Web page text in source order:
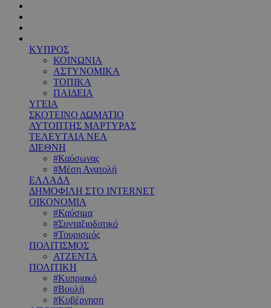
ΚΥΠΡΟΣ
ΚΟΙΝΩΝΙΑ
ΑΣΤΥΝΟΜΙΚΑ
ΤΟΠΙΚΑ
ΠΑΙΔΕΙΑ
ΥΓΕΙΑ
ΣΚΟΤΕΙΝΟ ΔΩΜΑΤΙΟ
ΑΥΤΟΠΤΗΣ ΜΑΡΤΥΡΑΣ
ΤΕΛΕΥΤΑΙΑ ΝΕΑ
ΔΙΕΘΝΗ
#Καύσωνας
#Μέση Ανατολή
ΕΛΛΑΔΑ
ΔΗΜΟΦΙΛΗ ΣΤΟ INTERNET
ΟΙΚΟΝΟΜΙΑ
#Καύσιμα
#Συνταξιοδοτικό
#Τουρισμός
ΠΟΛΙΤΙΣΜΟΣ
ΑΤΖΕΝΤΑ
ΠΟΛΙΤΙΚΗ
#Κυπριακό
#Βουλή
#Κυβέρνηση